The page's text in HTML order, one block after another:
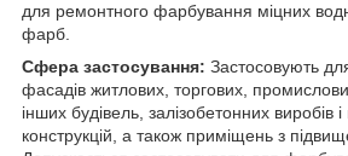
для ремонтного фарбування міцних
фарб.
Сфера застосування: Застосовують
фасадів житлових, торгових,
інших будівель, залізобетонних виробів
конструкцій, а також приміщень з